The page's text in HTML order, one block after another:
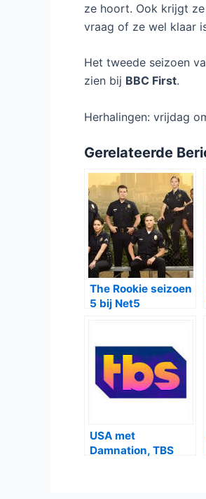
ze hoort. Ook krijgt
vraag of ze wel klaar
Het tweede seizoen
zien bij BBC First.
Herhalingen: vrijdag
Gerelateerde
The Rookie seizoen
5 bij Net5
USA met
Damnation, TBS